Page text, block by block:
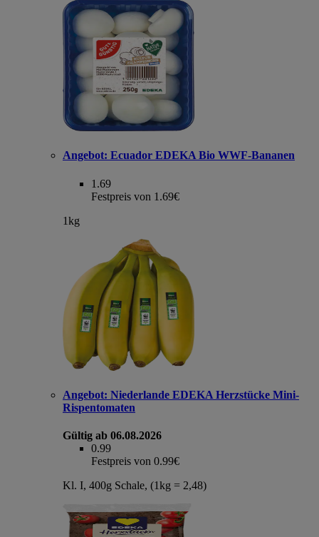
Angebot: Ecuador EDEKA Bio WWF-Bananen
1.69
Festpreis von 1.69€
1kg
Angebot: Niederlande EDEKA Herzstücke Mini-
Rispentomaten
Gültig ab 06.08.2026
0.99
Festpreis von 0.99€
Kl. I, 400g Schale, (1kg = 2,48)